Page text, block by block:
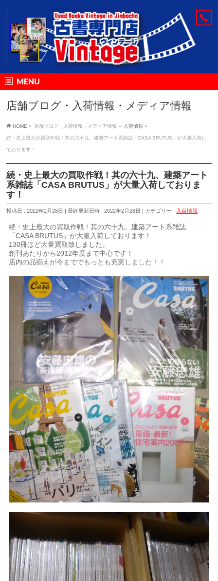
MENU
店舗ブログ・入荷情報・メディア情報
HOME » 店舗ブログ・入荷情報・メディア情報 » 入荷情報 »
続・史上最大の買取作戦！其の六十九、建築アート系雑誌「CASA BRUTUS」が大量入荷し
ております！
続・史上最大の買取作戦！其の六十九、建築アート
系雑誌「CASA BRUTUS」が大量入荷しておりま
す！
投稿日 : 2022年2月28日 最終更新日時 : 2022年2月28日 カテゴリー : 入荷情報
続・史上最大の買取作戦！其の六十九、建築アート系雑誌
「CASA BRUTUS」が大量入荷しております！
130冊ほど大量買取致しました。
創刊あたりから2012年度まで中心です！
店内の品揃えが今まででもっとも充実しました！！